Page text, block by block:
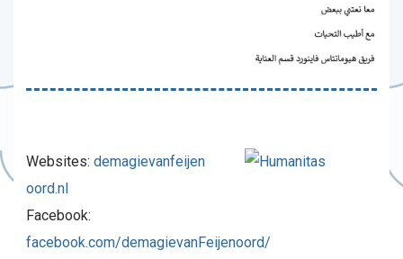
Websites: demagievanfeijen
oord.nl
Facebook:
facebook.com/demagievanFeijenoord/